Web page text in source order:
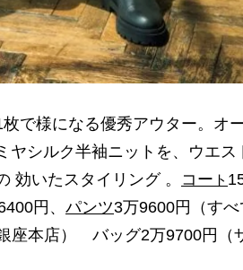
で様になる優秀アウター。オ
シルク半袖ニットを、ウエス
効いたスタイリング 。 コー ト
円、 パンツ3万9600円（す
座本店） バッグ2万9700円（